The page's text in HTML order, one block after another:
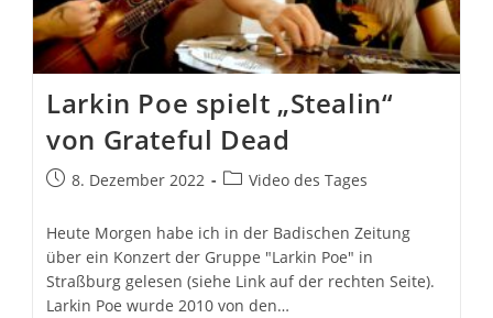
Larkin Poe spielt „Stealin“
von Grateful Dead
Beitrag8. Dezember 2022
Beitrags-
Video des Tages
Heute Morgen habe ich in der Badischen Zeitung
über ein Konzert der Gruppe "Larkin Poe" in
Straßburg gelesen (siehe Link auf der rechten Seite).
Larkin Poe wurde 2010 von den…